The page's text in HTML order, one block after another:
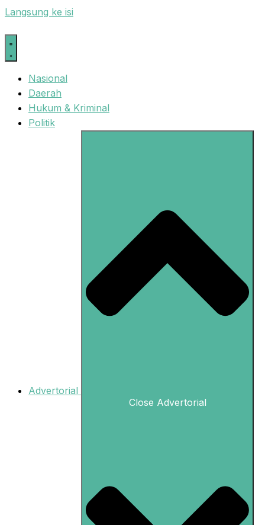
Langsung ke isi
Nasional
Daerah
Hukum & Kriminal
Politik
Advertorial
Close Advertorial